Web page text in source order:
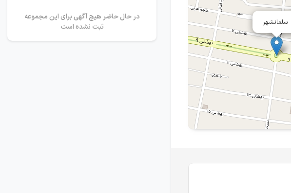
سلمانشهر
در حال حاضر هیچ آگهی برای این مجموعه
ثبت نشده است